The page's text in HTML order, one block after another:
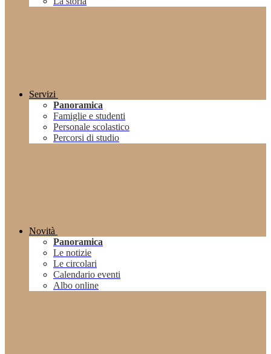
Servizi
Panoramica
Famiglie e studenti
Personale scolastico
Percorsi di studio
Novità
Panoramica
Le notizie
Le circolari
Calendario eventi
Albo online